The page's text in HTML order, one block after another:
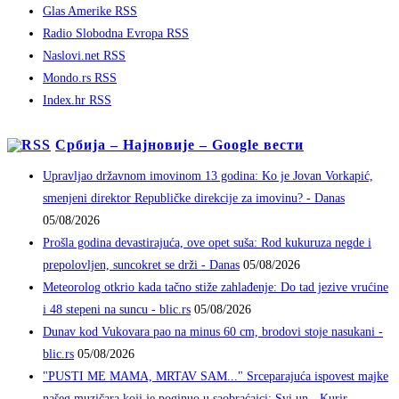
Glas Amerike RSS
Radio Slobodna Evropa RSS
Naslovi.net RSS
Mondo.rs RSS
Index.hr RSS
Србија – Најновије – Google вести
Upravljao državnom imovinom 13 godina: Ko je Jovan Vorkapić,
smenjeni direktor Republičke direkcije za imovinu? - Danas
05/08/2026
Prošla godina devastirajuća, ove opet suša: Rod kukuruza negde i
prepolovljen, suncokret se drži - Danas 05/08/2026
Meteorolog otkrio kada tačno stiže zahlađenje: Do tad jezive vrućine
i 48 stepeni na suncu - blic.rs 05/08/2026
Dunav kod Vukovara pao na minus 60 cm, brodovi stoje nasukani -
blic.rs 05/08/2026
"PUSTI ME MAMA, MRTAV SAM..." Srceparajuća ispovest majke